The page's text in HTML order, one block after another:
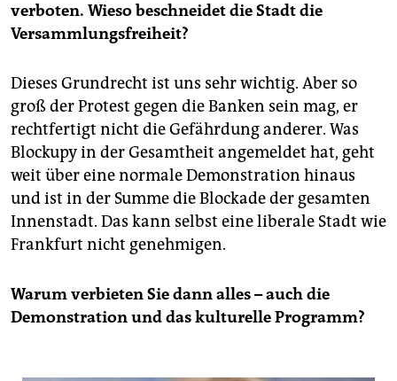
verboten. Wieso beschneidet die Stadt die
Versammlungsfreiheit?
Dieses Grundrecht ist uns sehr wichtig. Aber so
groß der Protest gegen die Banken sein mag, er
rechtfertigt nicht die Gefährdung anderer. Was
Blockupy in der Gesamtheit angemeldet hat, geht
weit über eine normale Demonstration hinaus
und ist in der Summe die Blockade der gesamten
Innenstadt. Das kann selbst eine liberale Stadt wie
Frankfurt nicht genehmigen.
Warum verbieten Sie dann alles – auch die
Demonstration und das kulturelle Programm?